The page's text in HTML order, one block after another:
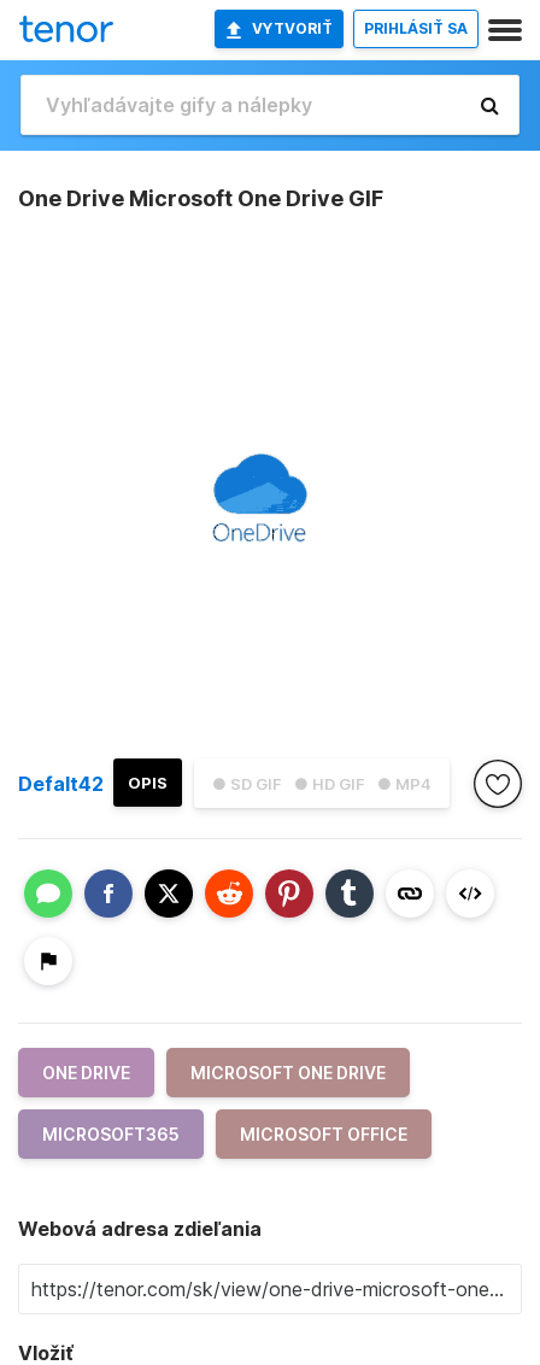
VYTVORIŤ PRIHLÁSIŤ SA
One Drive Microsoft One Drive GIF
● SD GIF ● HD GIF ● MP4
OPIS
Defalt42
ONE DRIVE MICROSOFT ONE DRIVE
MICROSOFT365 MICROSOFT OFFICE
Webová adresa zdieľania
Vložiť